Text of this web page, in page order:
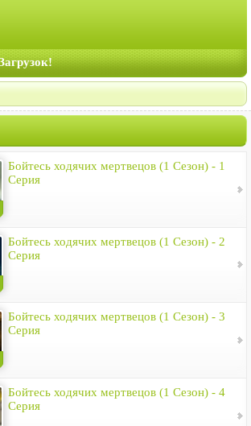
Бойтесь ходячих мертвецов (1 Сезон) - 1
Серия
Бойтесь ходячих мертвецов (1 Сезон) - 2
Серия
Бойтесь ходячих мертвецов (1 Сезон) - 3
Серия
Бойтесь ходячих мертвецов (1 Сезон) - 4
Серия